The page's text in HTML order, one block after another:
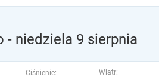
- niedziela 9 sierpnia
Ciśnienie:
Wiatr: